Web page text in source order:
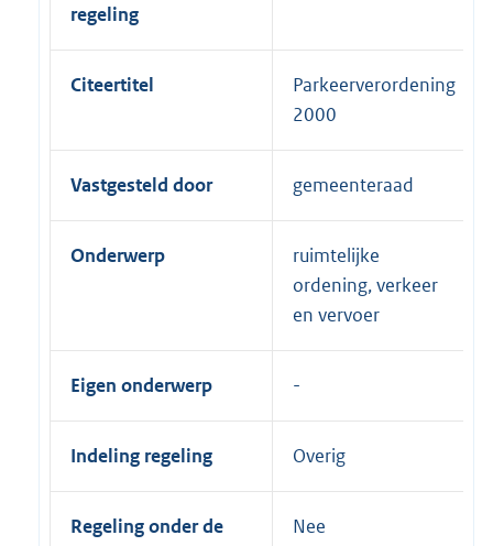
regeling
Citeertitel
Parkeerverordening
2000
Vastgesteld door gemeenteraad
Onderwerp
ruimtelijke
ordening, verkeer
en vervoer
Eigen onderwerp
Indeling regeling Overig
Regeling onder de
Nee